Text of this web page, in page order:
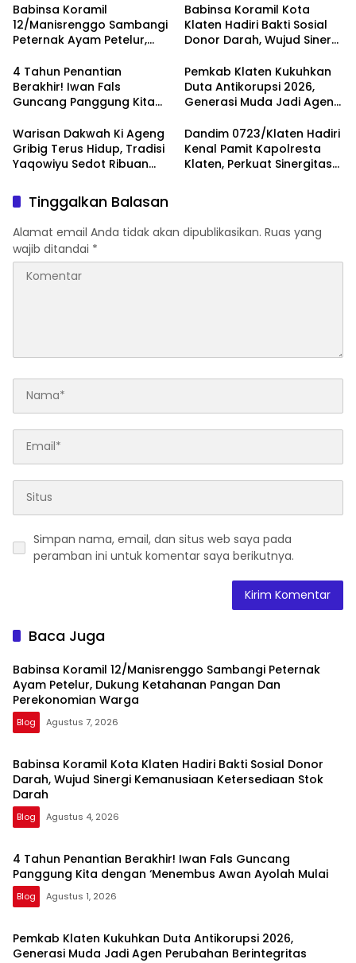
Babinsa Koramil
12/Manisrenggo Sambangi
Peternak Ayam Petelur,
Dan Perekonomian Warga
Babinsa Koramil Kota
Klaten Hadiri Bakti Sosial
Donor Darah, Wujud Sinergi
Ketersediaan Stok Darah
4 Tahun Penantian
Berakhir! Iwan Fals
Guncang Panggung Kita
Ayolah Mulai
Pemkab Klaten Kukuhkan
Duta Antikorupsi 2026,
Generasi Muda Jadi Agen
Warisan Dakwah Ki Ageng
Gribig Terus Hidup, Tradisi
Yaqowiyu Sedot Ribuan
Dandim 0723/Klaten Hadiri
Kenal Pamit Kapolresta
Klaten, Perkuat Sinergitas
Tinggalkan Balasan
Alamat email Anda tidak akan dipublikasikan. Ruas yang
wajib ditandai *
Simpan nama, email, dan situs web saya pada
peramban ini untuk komentar saya berikutnya.
Baca Juga
Babinsa Koramil 12/Manisrenggo Sambangi Peternak
Ayam Petelur, Dukung Ketahanan Pangan Dan
Perekonomian Warga
Blog Agustus 7, 2026
Babinsa Koramil Kota Klaten Hadiri Bakti Sosial Donor
Darah, Wujud Sinergi Kemanusiaan Ketersediaan Stok
Darah
Blog Agustus 4, 2026
4 Tahun Penantian Berakhir! Iwan Fals Guncang
Panggung Kita dengan ‘Menembus Awan Ayolah Mulai
Blog Agustus 1, 2026
Pemkab Klaten Kukuhkan Duta Antikorupsi 2026,
Generasi Muda Jadi Agen Perubahan Berintegritas